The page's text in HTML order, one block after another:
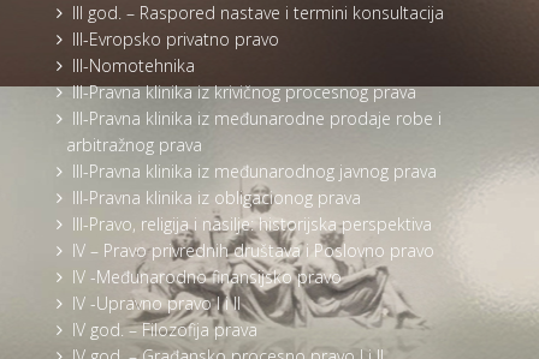
III god. – Raspored nastave i termini konsultacija
III-Evropsko privatno pravo
III-Nomotehnika
III-Pravna klinika iz krivičnog procesnog prava
III-Pravna klinika iz međunarodne prodaje robe i
arbitražnog prava
III-Pravna klinika iz međunarodnog javnog prava
III-Pravna klinika iz obligacionog prava
III-Pravo, religija i nasilje: historijska perspektiva
IV – Pravo privrednih društava i Poslovno pravo
IV -Međunarodno finansijsko pravo
IV -Upravno pravo I i II
IV god. – Filozofija prava